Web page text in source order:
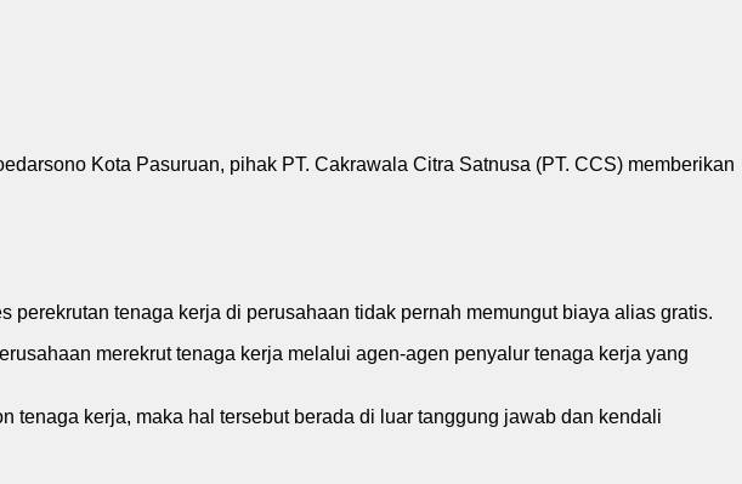
Kota Pasuruan, pihak PT. Cakrawala Citra Satnusa (PT. CCS) memberikan
tenaga kerja di perusahaan tidak pernah memungut biaya alias gratis.
merekrut tenaga kerja melalui agen-agen penyalur tenaga kerja yang
tenaga kerja, maka hal tersebut berada di luar tanggung jawab dan kendali